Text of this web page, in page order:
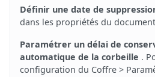
Définir une date de
dans les propriétés du
Paramétrer un délai de
automatique de la corbeille .
configuration du Coffre >